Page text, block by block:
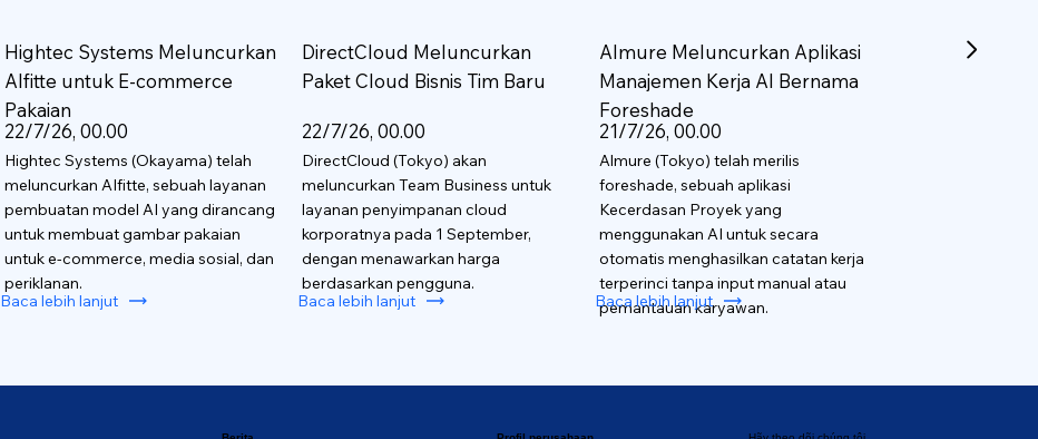
Hightec Systems Meluncurkan
AIfitte untuk E-commerce
Pakaian
22/7/26, 00.00
Hightec Systems (Okayama) telah
meluncurkan AIfitte, sebuah layanan
pembuatan model AI yang dirancang
untuk membuat gambar pakaian
untuk e-commerce, media sosial, dan
periklanan.
Baca lebih lanjut
DirectCloud Meluncurkan
Paket Cloud Bisnis Tim Baru
22/7/26, 00.00
DirectCloud (Tokyo) akan
meluncurkan Team Business untuk
layanan penyimpanan cloud
korporatnya pada 1 September,
dengan menawarkan harga
berdasarkan pengguna.
Baca lebih lanjut
Almure Meluncurkan Aplikasi
Manajemen Kerja AI Bernama
Foreshade
21/7/26, 00.00
Almure (Tokyo) telah merilis
foreshade, sebuah aplikasi
Kecerdasan Proyek yang
menggunakan AI untuk secara
otomatis menghasilkan catatan kerja
terperinci tanpa input manual atau
pemantauan karyawan.
Baca lebih lanjut